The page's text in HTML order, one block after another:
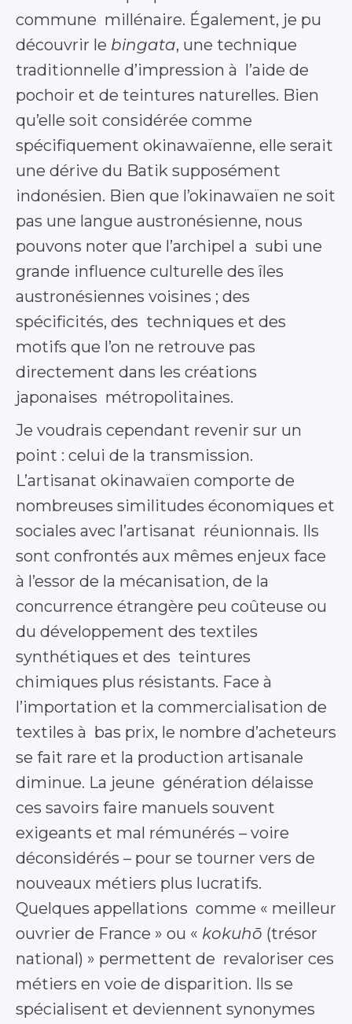
commune millénaire. Également, je pu
découvrir le bingata, une technique
traditionnelle d’impression à l’aide de
pochoir et de teintures naturelles. Bien
qu’elle soit considérée comme
spécifiquement okinawaïenne, elle serait
une dérive du Batik supposément
indonésien. Bien que l’okinawaïen ne soit
pas une langue austronésienne, nous
pouvons noter que l’archipel a subi une
grande influence culturelle des îles
austronésiennes voisines ; des
spécificités, des techniques et des
motifs que l’on ne retrouve pas
directement dans les créations
japonaises métropolitaines.
Je voudrais cependant revenir sur un
point : celui de la transmission.
L’artisanat okinawaïen comporte de
nombreuses similitudes économiques et
sociales avec l’artisanat réunionnais. Ils
sont confrontés aux mêmes enjeux face
à l’essor de la mécanisation, de la
concurrence étrangère peu coûteuse ou
du développement des textiles
synthétiques et des teintures
chimiques plus résistants. Face à
l’importation et la commercialisation de
textiles à bas prix, le nombre d’acheteurs
se fait rare et la production artisanale
diminue. La jeune génération délaisse
ces savoirs faire manuels souvent
exigeants et mal rémunérés – voire
déconsidérés – pour se tourner vers de
nouveaux métiers plus lucratifs.
Quelques appellations comme « meilleur
ouvrier de France » ou « kokuhō (trésor
national) » permettent de revaloriser ces
métiers en voie de disparition. Ils se
spécialisent et deviennent synonymes